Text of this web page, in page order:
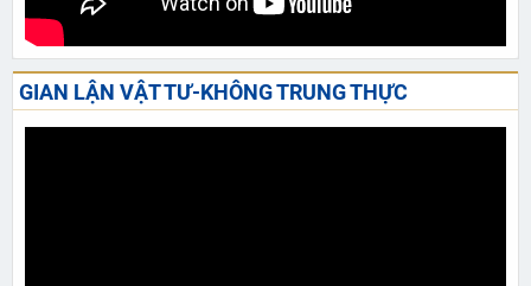
GIAN LẬN VẬT TƯ-KHÔNG TRUNG THỰC